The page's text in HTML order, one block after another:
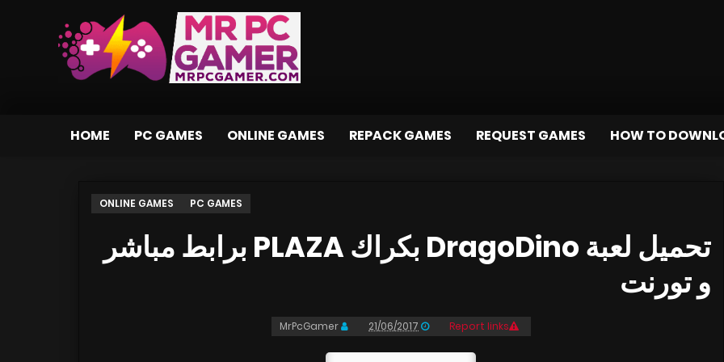
HOME PC GAMES ONLINE GAMES REPACK GAMES REQUEST GAMES HOW TO
ONLINE GAMES PC GAMES
تحميل لعبة DragoDino بكراك PLAZA برابط مباشر
و تورنت
MrPcGamer 21/06/2017 Report links